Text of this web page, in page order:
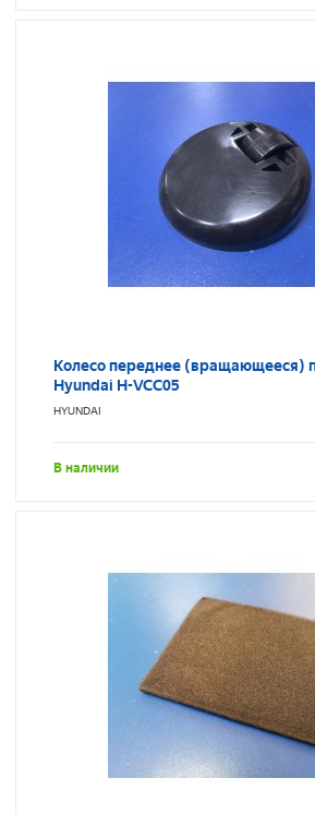
Колесо переднее (вращающееся)
Hyundai H-VCC05
HYUNDAI
В наличии